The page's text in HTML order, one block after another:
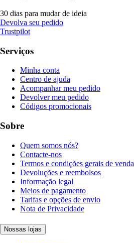
30 dias para mudar de ideia
Devolva seu pedido
Trustpilot
Serviços
Minha conta
Centro de ajuda
Acompanhar meu pedido
Devolver meu pedido
Códigos promocionais
Sobre
Quem somos nós?
Contacte-nos
Termos e condições gerais de venda
Devoluções e reembolsos
Informação legal
Meios de pagamento
Tarifas e opções de envio
Nota de Privacidade
Nossas lojas